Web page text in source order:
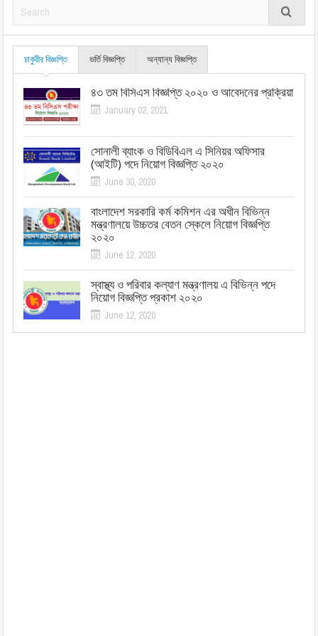
চাকুরীর বিজ্ঞপ্তি ভর্তি বিজ্ঞপ্তি অন্যান্য বিজ্ঞপ্তি
৪৩ তম বিসিএস বিজ্ঞপ্তি ২০২০ ও আবেদনের প্রক্রিয়া
January 02, 2021
সোনালী ব্যাংক ও বিডিবিএল এ সিনিয়র অফিসার
(আইটি) পদে নিয়োগ বিজ্ঞপ্তি ২০২০
June 30, 2020
বাংলাদেশ সরকারি কর্ম কমিশন এর অধীন বিভিন্ন
মন্ত্রণালয়ে উচ্চতর বেতন স্কেলে নিয়োগ বিজ্ঞপ্তি
২০২০
June 12, 2020
স্বাস্থ্য ও পরিবার কল্যাণ মন্ত্রণালয় এ বিভিন্ন পদে
নিয়োগ বিজ্ঞপ্তি প্রকাশ ২০২০
June 12, 2020